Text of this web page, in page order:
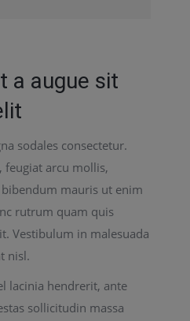
a augue sit
sodales consectetur.
feugiat arcu mollis,
mauris ut enim
rutrum quam quis
Vestibulum in malesuada
nisl.
lacinia hendrerit, ante
sollicitudin massa